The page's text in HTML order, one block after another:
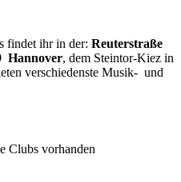
findet ihr in der: Reuterstraße
Hannover, dem Steintor-Kiez in
verschiedenste Musik- und
Clubs vorhanden